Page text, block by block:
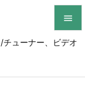
ューナー、ビデオ

